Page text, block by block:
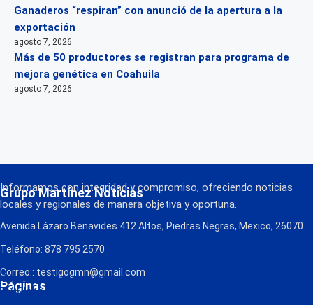
Ganaderos “respiran” con anunció de la apertura a la
exportación
agosto 7, 2026
Más de 50 productores se registran para programa de
mejora genética en Coahuila
agosto 7, 2026
Grupo Martínez Noticias
Informamos con integridad y compromiso, ofreciendo noticias
locales y regionales de manera objetiva y oportuna.
Avenida Lázaro Benavides 412 Altos, Piedras Negras, Mexico, 26070
Teléfono: 878 795 2570
Correo:: testigogmn@gmail.com
Páginas
¡Descarga nuestra App!
FM Globo